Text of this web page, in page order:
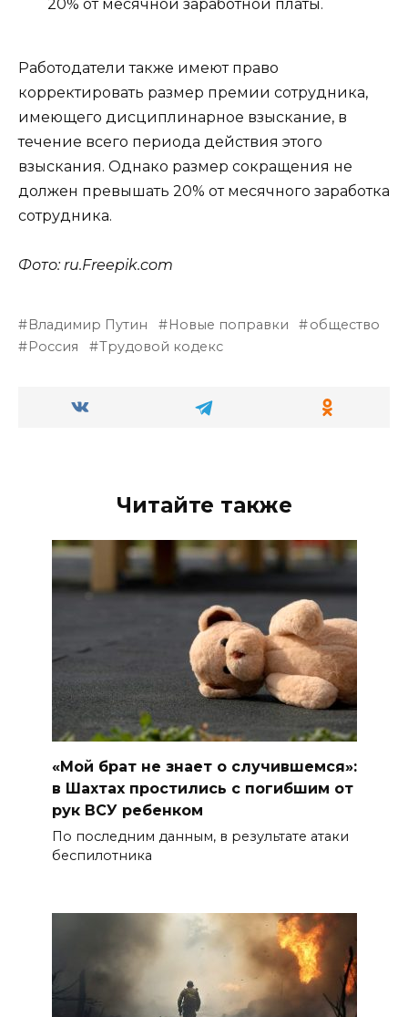
20% от месячной заработной платы.
Работодатели также имеют право
корректировать размер премии сотрудника,
имеющего дисциплинарное взыскание, в
течение всего периода действия этого
взыскания. Однако размер сокращения не
должен превышать 20% от месячного заработка
сотрудника.
Фото: ru.Freepik.com
Владимир Путин Новые поправки
общество
Россия
Трудовой кодекс
Читайте также
«Мой брат не знает о случившемся»:
в Шахтах простились с погибшим от
рук ВСУ ребенком
По последним данным, в результате атаки
беспилотника